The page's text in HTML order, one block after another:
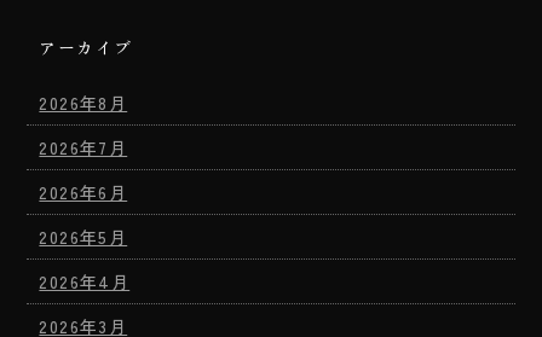
アーカイブ
2026年8月
2026年7月
2026年6月
2026年5月
2026年4月
2026年3月